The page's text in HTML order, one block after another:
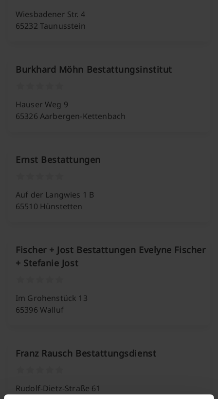
Wiesbadener Str. 4
65232 Taunusstein
Burkhard Möhn Bestattungsinstitut
Hauser Weg 9
65326 Aarbergen-Kettenbach
Ernst Bestattungen
Auf der Langwies 1 B
65510 Hünstetten
Fischer + Jost Bestattungen Evelyne Fischer
+ Stefanie Jost
Im Grohenstück 13
65396 Walluf
Franz Rausch Bestattungsdienst
Rudolf-Dietz-Straße 61